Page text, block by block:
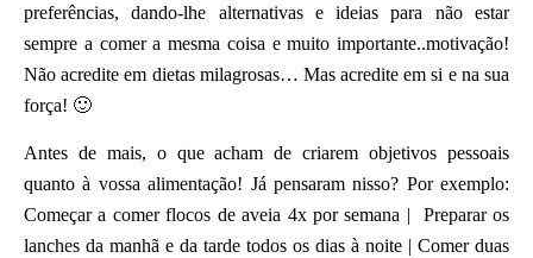
preferências, dando-lhe alternativas e ideias para não estar
sempre a comer a mesma coisa e muito importante..motivação!
Não acredite em dietas milagrosas… Mas acredite em si e na sua
força! 🙂
Antes de mais, o que acham de criarem objetivos pessoais
quanto à vossa alimentação! Já pensaram nisso? Por exemplo:
Começar a comer flocos de aveia 4x por semana | Preparar os
lanches da manhã e da tarde todos os dias à noite | Comer duas